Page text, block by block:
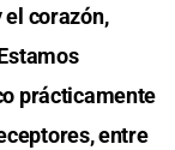
el corazón,
prácticamente
entre